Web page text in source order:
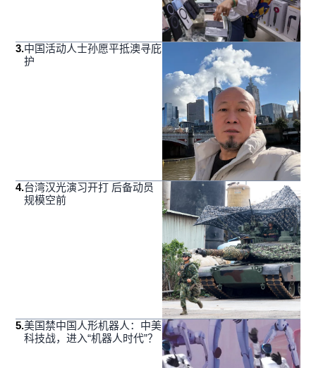
3.中国活动人士孙愿平抵澳寻庇
护
4.台湾汉光演习开打 后备动员
规模空前
5.美国禁中国人形机器人：中美
科技战，进入“机器人时代”？